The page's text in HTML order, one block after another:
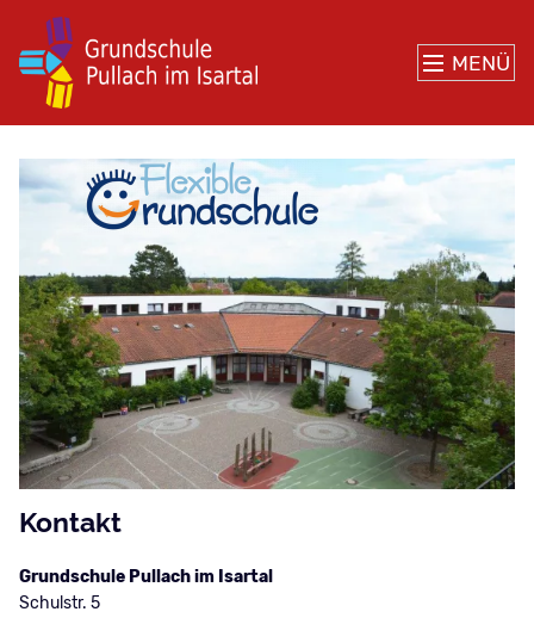
MENÜ
Grundschule
Pullach
Isartal
Kontakt
Grundschule Pullach im Isartal
Schulstr. 5